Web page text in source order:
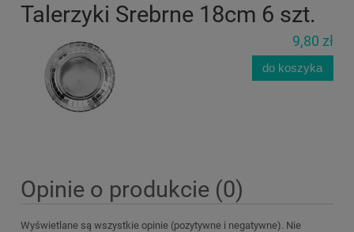
Talerzyki Srebrne 18cm 6 szt.
9,80 zł
do koszyka
Opinie o produkcie (0)
Wyświetlane są wszystkie opinie (pozytywne i negatywne). Nie